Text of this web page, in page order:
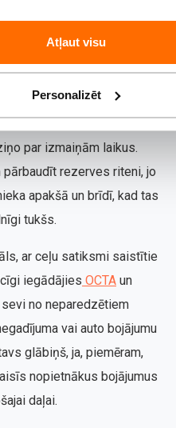
Atļaut visu
Personalizēt
ja esi tikko nobraucis
vismaz stundu, līdz
savu manometru vai
(riepu spiediena
par izmaiņām laikus.
rezerves riteni, jo
apakšā un brīdī, kad tas
tukšs.
ar ceļu satiksmi saistītie
iegādājies OCTA un
no neparedzētiem
vai auto bojājumu
glābiņš, ja, piemēram,
nopietnākus bojājumus
daļai.